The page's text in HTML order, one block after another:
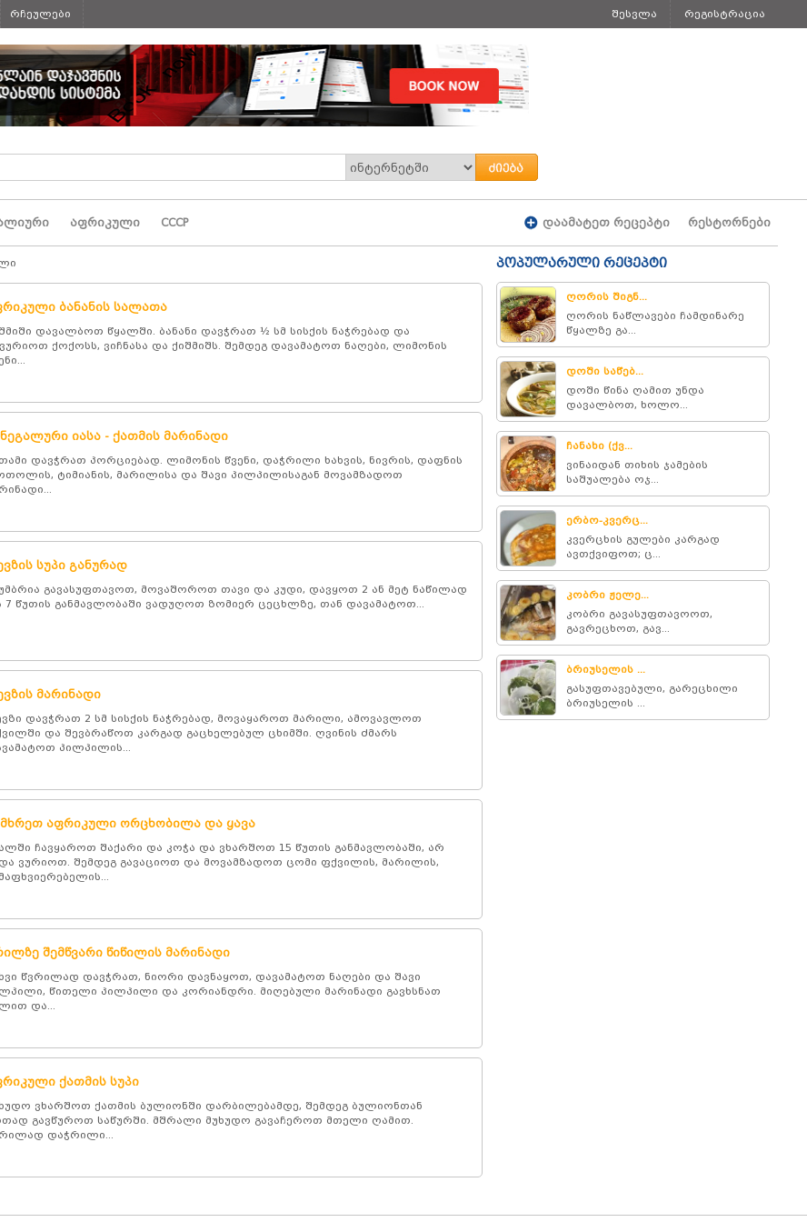
რჩეულები შესვლა რეგისტრაცია
აფრიკული СССР დაამატეთ რეცეპტი რესტორნები
ბანანის სალათა
დავალბოთ წყალში. ბანანი დავჭრათ ½ სმ სისქის ნაჭრებად და
ქოქოსს, ვიჩნასა და ქიშმიშს. შემდეგ დავამატოთ ნაღები, ლიმონის
იასა - ქათმის მარინადი
დავჭრათ პორციებად. ლიმონის წვენი, დაჭრილი ხახვის, ნივრის, დაფნის
ტიმიანის, მარილისა და შავი პილპილისაგან მოვამზადოთ
სუპი განურად
გავასუფთავოთ, მოვაშოროთ თავი და კუდი, დავყოთ 2 ან მეტ ნაწილად
7 წუთის განმავლობაში ვადუღოთ ზომიერ ცეცხლზე, თან დავამატოთ...
მარინადი
დავჭრათ 2 სმ სისქის ნაჭრებად, მოვაყაროთ მარილი, ამოვავლოთ
და შევბრაწოთ კარგად გაცხელებულ ცხიმში. ღვინის ძმარს
პილპილის...
აფრიკული ორცხობილა და ყავა
ჩავყაროთ შაქარი და კოჭა და ვხარშოთ 15 წუთის განმავლობაში, არ
ვურიოთ. შემდეგ გავაციოთ და მოვამზადოთ ცომი ფქვილის, მარილის,
შემწვარი წიწილის მარინადი
წვრილად დავჭრათ, ნიორი დავნაყოთ, დავამატოთ ნაღები და შავი
წითელი პილპილი და კორიანდრი. მიღებული მარინადი გავხსნათ
და...
ქათმის სუპი
ვხარშოთ ქათმის ბულიონში დარბილებამდე, შემდეგ ბულიონთან
გავწუროთ საწურში. მშრალი მუხუდო გავაჩეროთ მთელი ღამით.
დაჭრილი...
პოპულარული რეცეპტი
ღორის შიგნ...
ღორის ნაწლავები ჩამდინარე
წყალზე გა...
დოში საწებ...
დოში წინა ღამით უნდა
დავალბოთ, ხოლო...
ჩანახი (ქვ...
ვინაიდან თიხის ჯამების
საშუალება ოჯ...
ერბო-კვერც...
კვერცხის გულები კარგად
ავთქვიფოთ; ც...
კობრი ჟელე...
კობრი გავასუფთავოოთ,
გავრეცხოთ, გავ...
ბრიუსელის ...
გასუფთავებული, გარეცხილი
ბრიუსელის ...